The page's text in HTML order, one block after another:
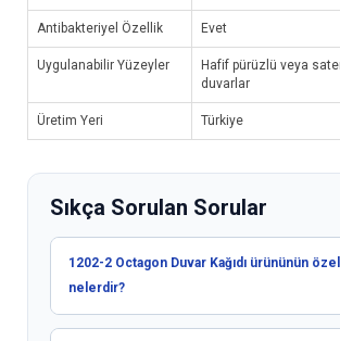
Antibakteriyel Özellik Evet
Uygulanabilir Yüzeyler
Hafif pürüzlü veya
duvarlar
Üretim Yeri Türkiye
Sıkça Sorulan Sorular
1202-2 Octagon Duvar Kağıdı ürününün
nelerdir?